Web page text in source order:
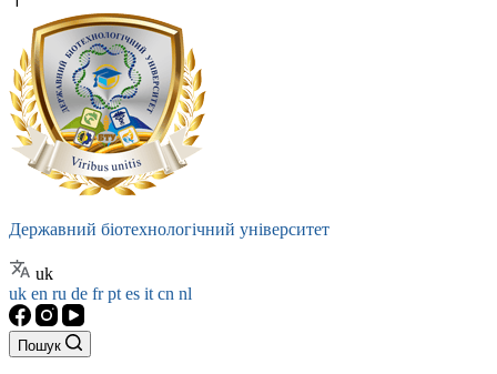
Державний біотехнологічний університет
uk
uk en ru de frpt es it cn nl
Пошук